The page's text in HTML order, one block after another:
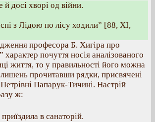
досі хворі од війни.
з Лідою по лісу ходили” [88, ХІ,
професора Б. Хигіра про
характер почуття носія аналізованого
життя, то у правильності його можна
лишень прочитавши рядки, присвячені
Папарук-Тичині. Настрій
ж:
в санаторій.